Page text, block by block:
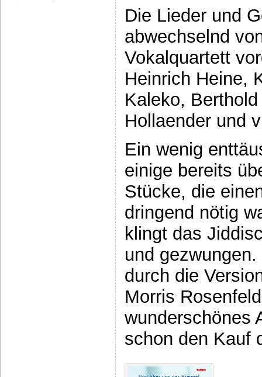
Die Lieder und
abwechselnd
Vokalquartett
Heinrich Heine,
Kaleko,
Hollaender und
Ein wenig
einige bereits
Stücke, die
dringend nötig
klingt das
und
durch die
Morris
wunderschönes
schon den Kauf